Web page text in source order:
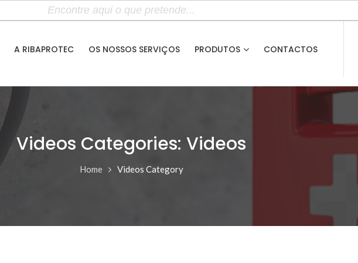
A RIBAPROTEC OS NOSSOS SERVIÇOS PRODUTOS CONTACTOS
Videos Categories: Videos
Home Videos Category